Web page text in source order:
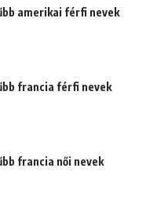
amerikai férfi nevek
francia férfi nevek
francia női nevek